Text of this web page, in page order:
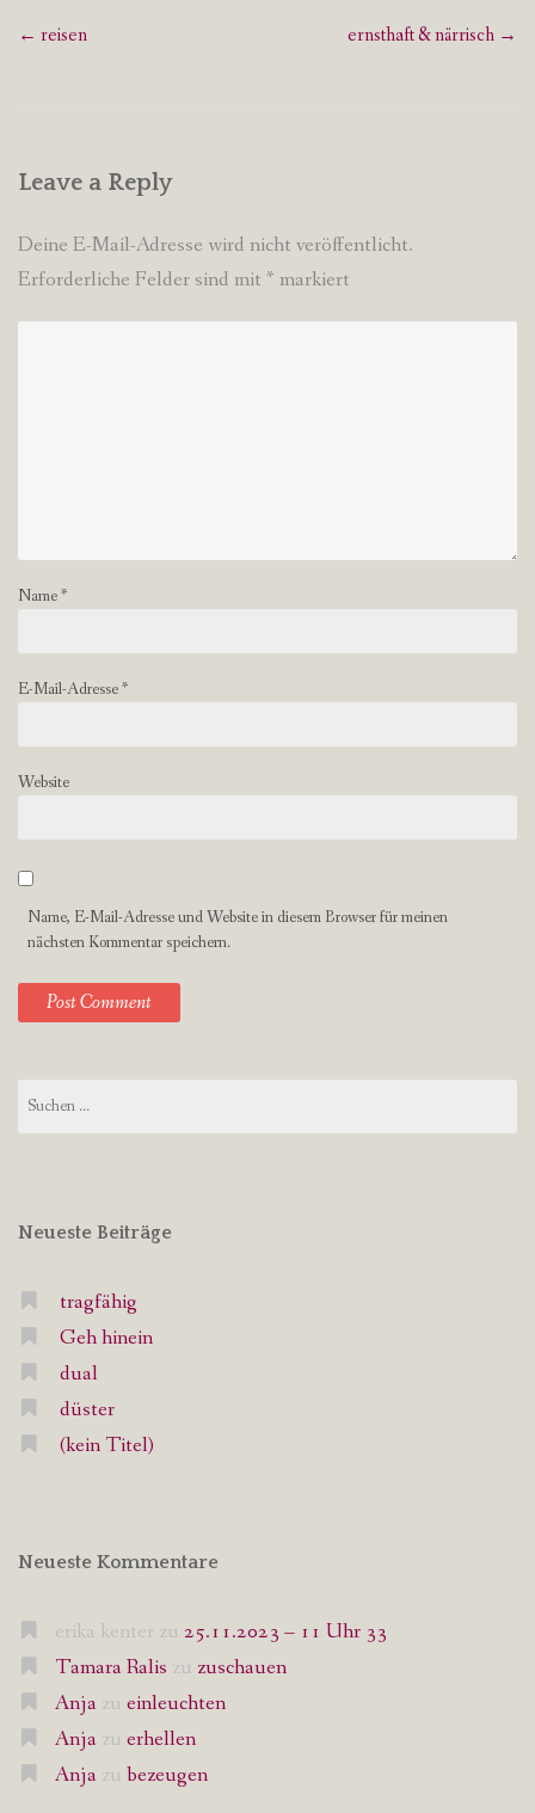
Post
← reisen ernsthaft & närrisch →
Leave a Reply
Deine E-Mail-Adresse wird nicht veröffentlicht.
Erforderliche Felder sind mit * markiert
Name*
E-Mail-Adresse*
Website
Name, E-Mail-Adresse und Website in diesem Browser für meinen
nächsten Kommentar speichern.
nach:
Neueste Beiträge
tragfähig
Geh hinein
dual
düster
(kein Titel)
Neueste Kommentare
erika kenter zu 25.11.2023 – 11 Uhr 33
Tamara Ralis zu zuschauen
Anja zu einleuchten
Anja zu erhellen
Anja zu bezeugen